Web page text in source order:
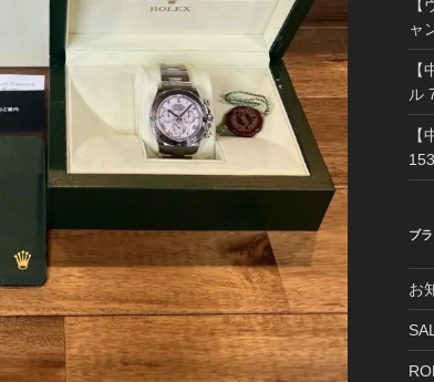
ャ
ル
ブ
お